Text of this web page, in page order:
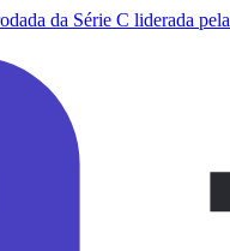
da Série C liderada